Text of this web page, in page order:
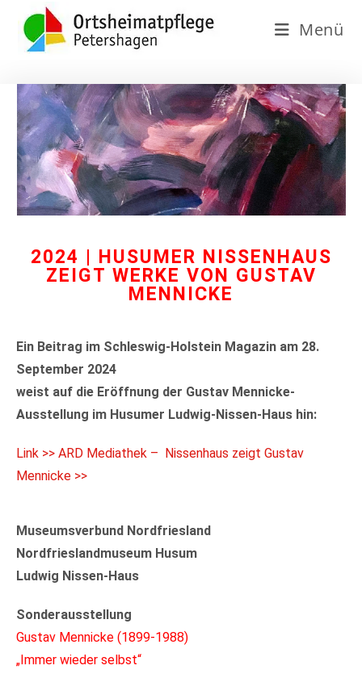
Menü
2024 | HUSUMER NISSENHAUS
ZEIGT WERKE VON GUSTAV
MENNICKE
Ein Beitrag im Schleswig-Holstein Magazin am 28.
September 2024
weist auf die Eröffnung der Gustav Mennicke-
Ausstellung im Husumer Ludwig-Nissen-Haus hin:
Link >> ARD Mediathek – Nissenhaus zeigt Gustav
Mennicke >>
Museumsverbund Nordfriesland
Nordfrieslandmuseum Husum
Ludwig Nissen-Haus
Sonderausstellung
Gustav Mennicke (1899-1988)
„Immer wieder selbst“